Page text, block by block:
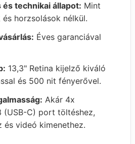
és technikai állapot: Mint
horzsolások nélkül.
Éves garanciával
13,3" Retina kijelző kiváló
és 500 nit fényerővel.
Akár 4x
(USB-C) port töltéshez,
és videó kimenethez.